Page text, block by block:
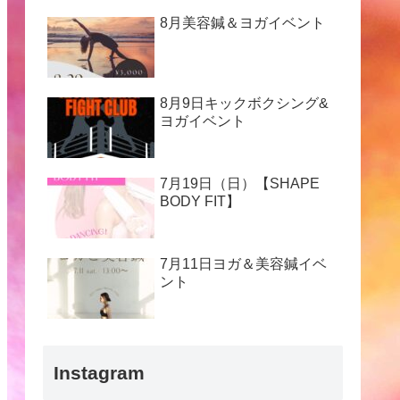
8月美容鍼＆ヨガイベント
8月9日キックボクシング&
ヨガイベント
7月19日（日）【SHAPE
BODY FIT】
7月11日ヨガ＆美容鍼イベ
ント
Instagram